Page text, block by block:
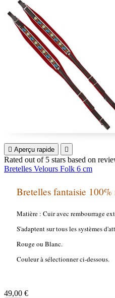
 Aperçu rapide 
Rated out of 5 stars based on
Bretelles Velours Folk 6 cm
Bretelles fantaisie
Matière : Cuir avec rembourrage
S'adaptent sur tous les systèmes
Rouge ou Blanc.
Couleur à sélectionner ci-dessous.
49,00 €